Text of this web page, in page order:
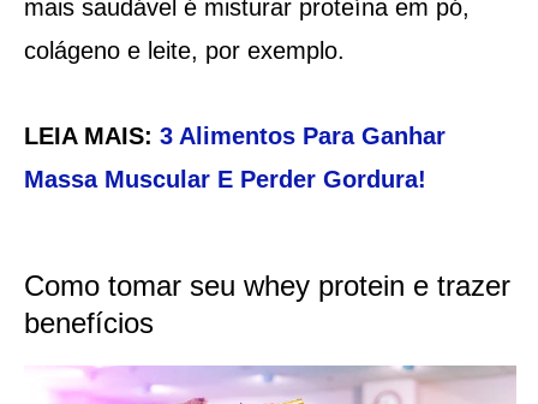
mais saudável é misturar proteína em pó,
colágeno e leite, por exemplo.
LEIA MAIS: 3 Alimentos Para Ganhar
Massa Muscular E Perder Gordura!
Como tomar seu whey protein e trazer
benefícios